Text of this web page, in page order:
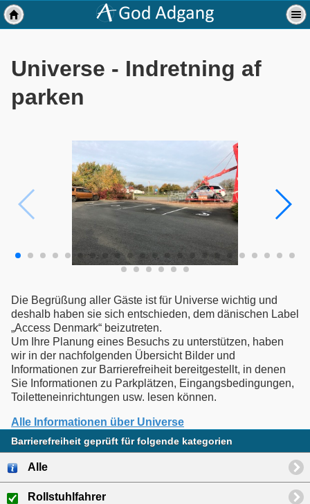
Universe - Indretning af
parken
Die Begrüßung aller Gäste ist für Universe wichtig und
deshalb haben sie sich entschieden, dem dänischen Label
„Access Denmark“ beizutreten.
Um Ihre Planung eines Besuchs zu unterstützen, haben
wir in der nachfolgenden Übersicht Bilder und
Informationen zur Barrierefreiheit bereitgestellt, in denen
Sie Informationen zu Parkplätzen, Eingangsbedingungen,
Toiletteneinrichtungen usw. lesen können.
Alle Informationen über Universe
Barrierefreiheit geprüft für folgende kategorien
Alle
Rollstuhlfahrer